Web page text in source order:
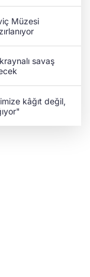
Müzesi
savaş
kâğıt değil,